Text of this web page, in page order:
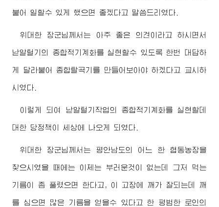
붙어 일할수 있게 했으면 좋겠다고 말씀드리였다.
위대한 장군님께서는 아주 좋은 의견이라고 하시면서
낟알털기의 종합적기계화를 실현할수 있도록 한번 대답하
게 달라붙어 종합탈곡기를 만들어보아야 하겠다고 교시하
시였다.
이렇게 되여 낟알털기작업의 종합적기계화를 실현할데
대한 당정책이 세상에 나오게 되였다.
위대한 장군님께서는 평안남도의 어느 한 협동농장을
찾으시였을 때에는 이제는 부러운것이 없는데 그저 먹는
기름이 좀 풀렸으면 한다고, 이 고장에 깨가 잘되는데 깨
를 심으면 많은 기름을 얻을수 있다고 한 평범한 로인의